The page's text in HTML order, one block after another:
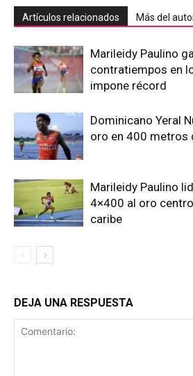
Artículos relacionados Más del
Marileidy Paulino
contratiempos en
impone récord
Dominicano Yeral
oro en 400 metros
Marileidy Paulino
4×400 al oro
caribe
DEJA UNA RESPUESTA